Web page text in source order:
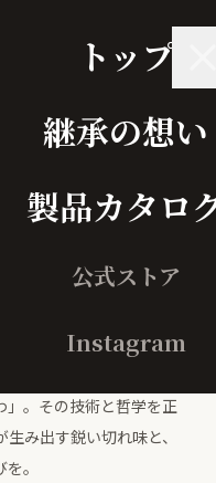
わ
トップ
継承の想い
製品カタロ
公式ストア
Instagram
、
で。
井の鍬
」。その技術と哲学を正
み出す鋭い切れ味と、
。